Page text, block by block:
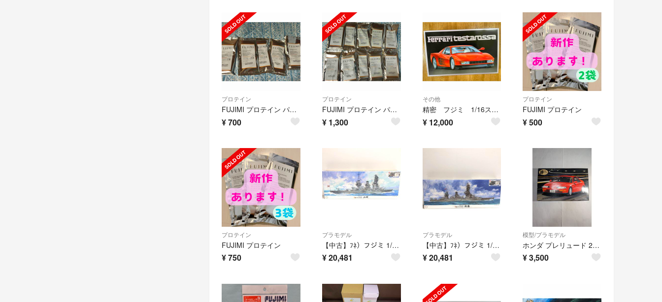
プロテイン
FUJIMI プロテイン パンプキンクリーム風味
¥700
プロテイン
FUJIMI プロテイン パンプキンクリーム風味
¥ 1,300
その他
精密 フジミ 1/16スケールフェラーリ・テスタロッサ
¥ 12,000
プロテイン
FUJIMI プロテイン
¥500
プロテイン
FUJIMI プロテイン
¥750
プラモデル
【中古】ﾌﾈ）フジミ 1/350 艦船モデルシリーズ №7 EX-2 日本海軍戦艦 山城 昭和18年(帝国海軍乗組員フィギュア付き)[69][240069231078]
¥20,481
プラモデル
【中古】ﾌﾈ）フジミ 1/350 艦船モデルシリーズ №6 EX-3 日本海軍戦艦 扶桑(帝国海軍乗組員フィギュア付き)[69][240069231077]
¥20,481
模型/プラモデル
ホンダ プレリュード 2.2 Si VTEC フジミ 1/24
¥3,500